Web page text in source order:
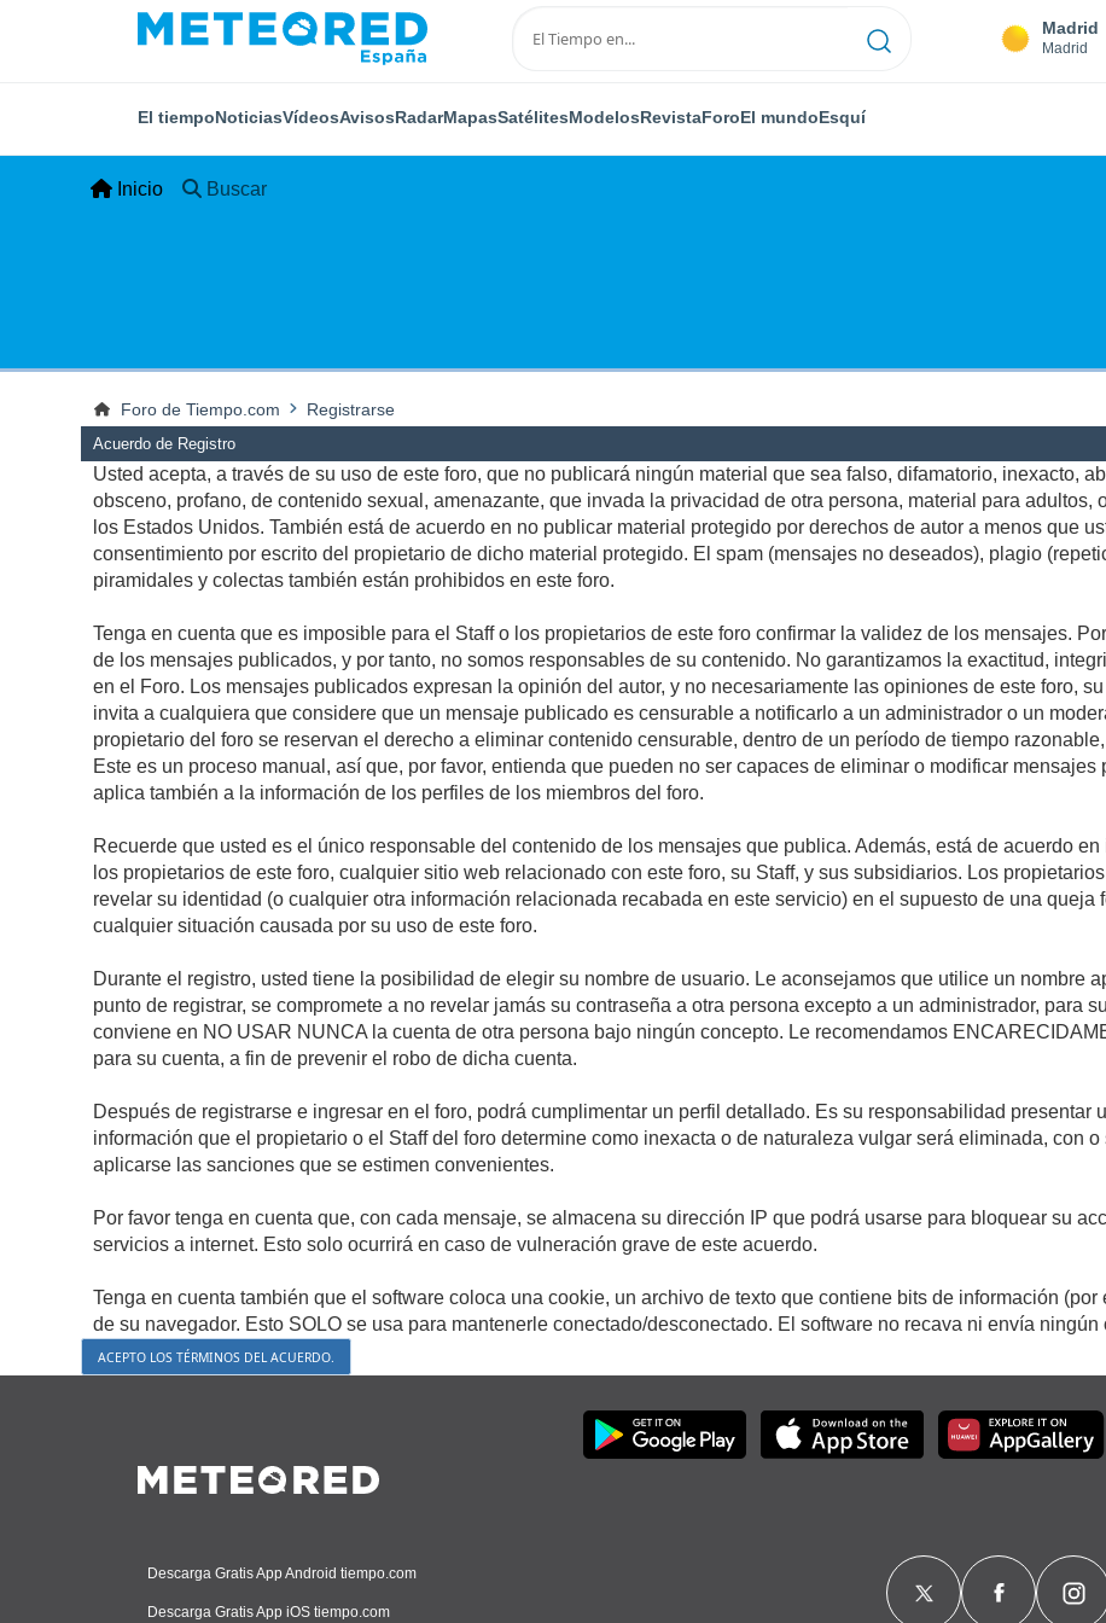
Madrid
Madrid
El tiempoNoticiasVídeosAvisosRadarMapasSatélitesModelosRevistaForoEl mundoEsquí
Inicio Buscar
Foro de Tiempo.com Registrarse
Acuerdo de Registro
Usted acepta, a través de su uso de este foro, que no publicará ningún material que sea falso, difamatorio, inexacto,
obsceno, profano, de contenido sexual, amenazante, que invada la privacidad de otra persona, material para
los Estados Unidos. También está de acuerdo en no publicar material protegido por derechos de autor a menos que
consentimiento por escrito del propietario de dicho material protegido. El spam (mensajes no deseados), plagio
piramidales y colectas también están prohibidos en este foro.
Tenga en cuenta que es imposible para el Staff o los propietarios de este foro confirmar la validez de los mensajes.
de los mensajes publicados, y por tanto, no somos responsables de su contenido. No garantizamos la exactitud,
en el Foro. Los mensajes publicados expresan la opinión del autor, y no necesariamente las opiniones de este foro,
invita a cualquiera que considere que un mensaje publicado es censurable a notificarlo a un administrador o un
propietario del foro se reservan el derecho a eliminar contenido censurable, dentro de un período de tiempo
Este es un proceso manual, así que, por favor, entienda que pueden no ser capaces de eliminar o modificar
aplica también a la información de los perfiles de los miembros del foro.
Recuerde que usted es el único responsable del contenido de los mensajes que publica. Además, está de acuerdo
los propietarios de este foro, cualquier sitio web relacionado con este foro, su Staff, y sus subsidiarios. Los
revelar su identidad (o cualquier otra información relacionada recabada en este servicio) en el supuesto de una
cualquier situación causada por su uso de este foro.
Durante el registro, usted tiene la posibilidad de elegir su nombre de usuario. Le aconsejamos que utilice un nombre
punto de registrar, se compromete a no revelar jamás su contraseña a otra persona excepto a un administrador, para
conviene en NO USAR NUNCA la cuenta de otra persona bajo ningún concepto. Le recomendamos
para su cuenta, a fin de prevenir el robo de dicha cuenta.
Después de registrarse e ingresar en el foro, podrá cumplimentar un perfil detallado. Es su responsabilidad presentar
información que el propietario o el Staff del foro determine como inexacta o de naturaleza vulgar será eliminada, con
aplicarse las sanciones que se estimen convenientes.
Por favor tenga en cuenta que, con cada mensaje, se almacena su dirección IP que podrá usarse para bloquear su
servicios a internet. Esto solo ocurrirá en caso de vulneración grave de este acuerdo.
Tenga en cuenta también que el software coloca una cookie, un archivo de texto que contiene bits de información
de su navegador. Esto SOLO se usa para mantenerle conectado/desconectado. El software no recava ni envía
Descarga Gratis App Android tiempo.com
Descarga Gratis App iOS tiempo.com